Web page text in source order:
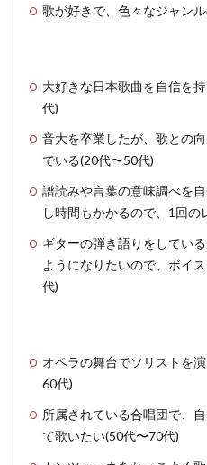
歌が好きで、色々なジャン
大好きな日本歌曲を自信を
代)
音大を卒業したが、歌との
でいる(20代〜50代)
譜読みや言葉の意味調べを
し時間もかかるので、1回
ギターの弾き語りをしてい
ようになりたいので、ボイ
代)
オペラの舞台でソリストを
60代)
所属されている合唱団で、
て歌いたい(50代〜70代)